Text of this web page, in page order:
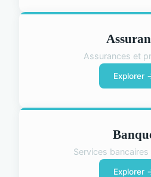
Assurances et
Explorer
Services
Explorer